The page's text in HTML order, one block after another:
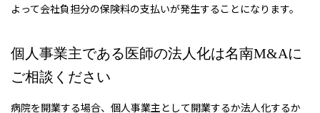
よって会社負担分の保険料の支払いが発生することになります。
個人事業主である医師の法人化は名南M&Aに
ご相談ください
病院を開業する場合、個人事業主として開業するか法人化するか